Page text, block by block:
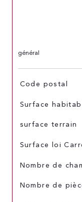
général
Code postal
Surface
surface terrain
Surface loi
Nombre de
Nombre de